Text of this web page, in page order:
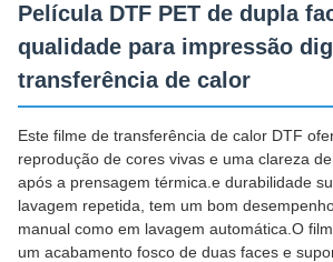
Película DTF PET de dupla
qualidade para impressão
transferência de calor
Este filme de transferência de calor DTF
reprodução de cores vivas e uma clareza
após a prensagem térmica.e durabilidade
lavagem repetida, tem um bom
manual como em lavagem automática.O
um acabamento fosco de duas faces e